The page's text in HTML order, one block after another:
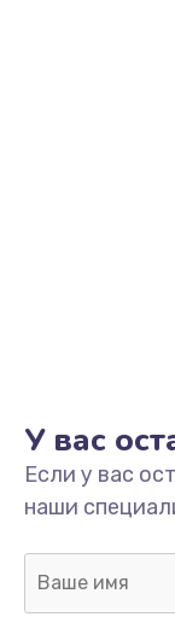
У вас
Если у вас
наши